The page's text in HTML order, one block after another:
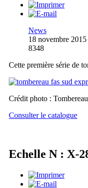
News
18 novembre 2015
8348
Cette première série de
Crédit photo :
Consulter le catalogue
Echelle N : X-